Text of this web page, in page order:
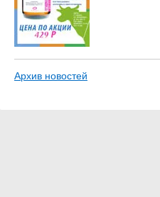
Архив новостей